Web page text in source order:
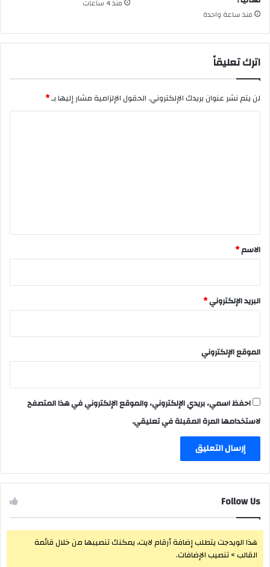
منذ ساعة واحدة
منذ 4 ساعات
اترك تعليقاً
لن يتم نشر عنوان بريدك الإلكتروني.الحقول الإلزامية مشار إليها بـ*
*
الاسم*
البريد الإلكتروني*
الموقع الإلكتروني
احفظ اسمي، بريدي الإلكتروني، والموقع الإلكتروني في هذا المتصفح
لاستخدامها المرة المقبلة في تعليقي.
Follow Us
هذا الويدجت يتطلب إضافة أرقام لايت، يمكنك تنصيبها من خلال قائمة
القالب > تنصيب الإضافات.